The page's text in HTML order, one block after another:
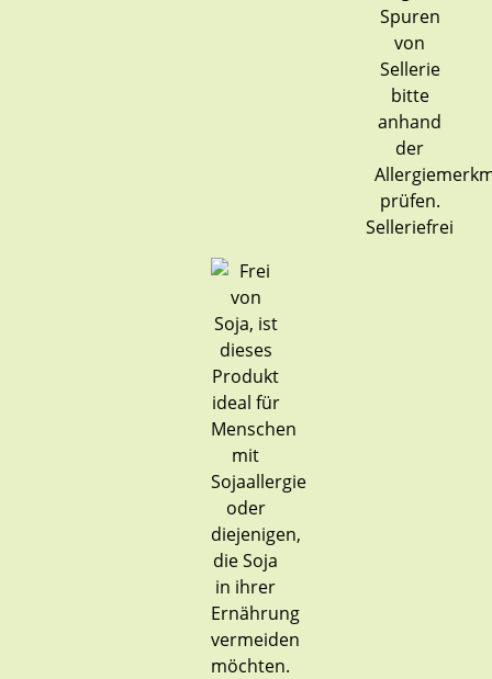
Selleriefrei